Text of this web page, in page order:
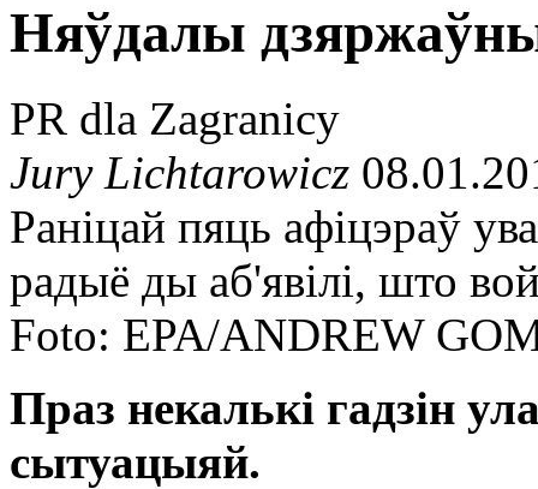
Няўдалы
PR dla Zagranicy
Jury Lichtarowicz
Раніцай пяць афіцэраў
радыё ды аб'явілі, што
Foto: EPA/ANDREW
Праз некалькі гадзін
сытуацыяй.